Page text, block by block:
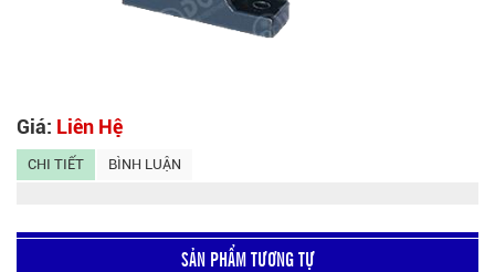
Giá: Liên Hệ
CHI TIẾT BÌNH LUẬN
SẢN PHẨM TƯƠNG TỰ